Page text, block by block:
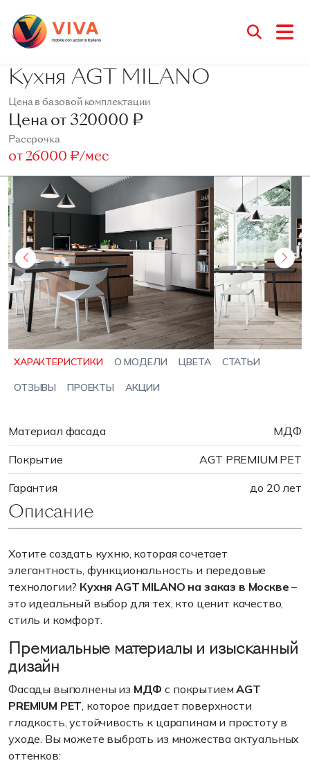
Кухня AGT MILANO
Цена в базовой комплектации
Цена от320000 ₽
Рассрочка
от26000 ₽/мес
ХАРАКТЕРИСТИКИ О МОДЕЛИ ЦВЕТА СТАТЬИ
ОТЗЫВЫ ПРОЕКТЫ АКЦИИ
Материал фасада МДФ
Покрытие AGT PREMIUM PET
Гарантия до 20 лет
Описание
Хотите создать кухню, которая сочетает
элегантность, функциональность и передовые
технологии? Кухня AGT MILANO на заказ в Москве –
это идеальный выбор для тех, кто ценит качество,
стиль и комфорт.
Премиальные материалы и изысканный
дизайн
Фасады выполнены из МДФ с покрытиемAGT
PREMIUM PET, которое придает поверхности
гладкость, устойчивость к царапинам и простоту в
уходе. Вы можете выбрать из множества актуальных
оттенков: